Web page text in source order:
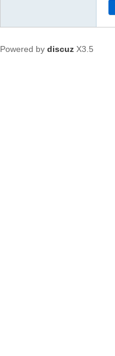
Powered by discuz X3.5